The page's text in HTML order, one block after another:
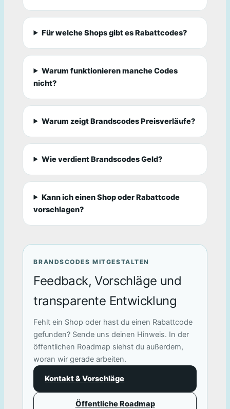
Für welche Shops gibt es Rabattcodes?
Warum funktionieren manche Codes
nicht?
Warum zeigt Brandscodes Preisverläufe?
Wie verdient Brandscodes Geld?
Kann ich einen Shop oder Rabattcode
vorschlagen?
BRANDSCODES MITGESTALTEN
Feedback, Vorschläge und
transparente Entwicklung
Fehlt ein Shop oder hast du einen Rabattcode
gefunden? Sende uns deinen Hinweis. In der
öffentlichen Roadmap siehst du außerdem,
woran wir gerade arbeiten.
Kontakt & Vorschläge
Öffentliche Roadmap